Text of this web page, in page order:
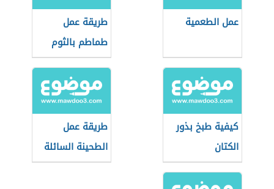
عمل الطعمية
طريقة عمل
طماطم بالثوم
كيفية طبخ بذور
الكتان
طريقة عمل
الطحينة السائلة
للفلافل